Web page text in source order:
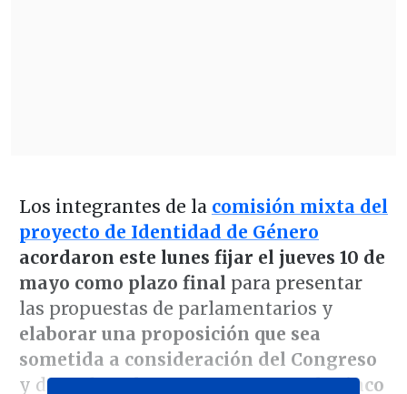
Los integrantes de la comisión mixta del
proyecto de Identidad de Género
acordaron este lunes fijar el jueves 10 de
mayo como plazo final para presentar
las propuestas de parlamentarios y
elaborar una proposición que sea
sometida a consideración del Congreso
y destrabar el proyecto quecumple cinco